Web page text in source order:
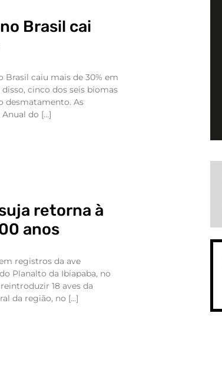
Brasil cai
Brasil caiu mais de 30% em
cinco dos seis biomas
desmatamento. As
do […]
retorna à
anos
registros da ave
Planalto da Ibiapaba, no
18 aves da
da região, no […]